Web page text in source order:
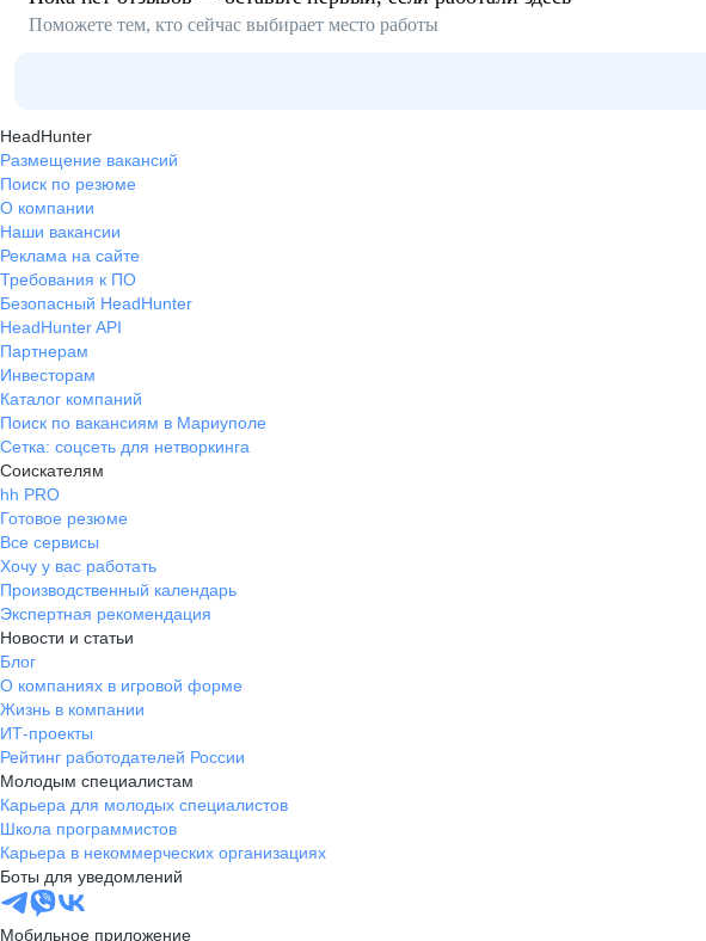
Поможете тем, кто сейчас выбирает место работы
HeadHunter
Размещение вакансий
Поиск по резюме
О компании
Наши вакансии
Реклама на сайте
Требования к ПО
Безопасный HeadHunter
HeadHunter API
Партнерам
Инвесторам
Каталог компаний
Поиск по вакансиям в Мариуполе
Сетка: соцсеть для нетворкинга
Соискателям
hh PRO
Готовое резюме
Все сервисы
Хочу у вас работать
Производственный календарь
Экспертная рекомендация
Новости и статьи
Блог
О компаниях в игровой форме
Жизнь в компании
ИТ-проекты
Рейтинг работодателей России
Молодым специалистам
Карьера для молодых специалистов
Школа программистов
Карьера в некоммерческих организациях
Боты для уведомлений
Мобильное приложение